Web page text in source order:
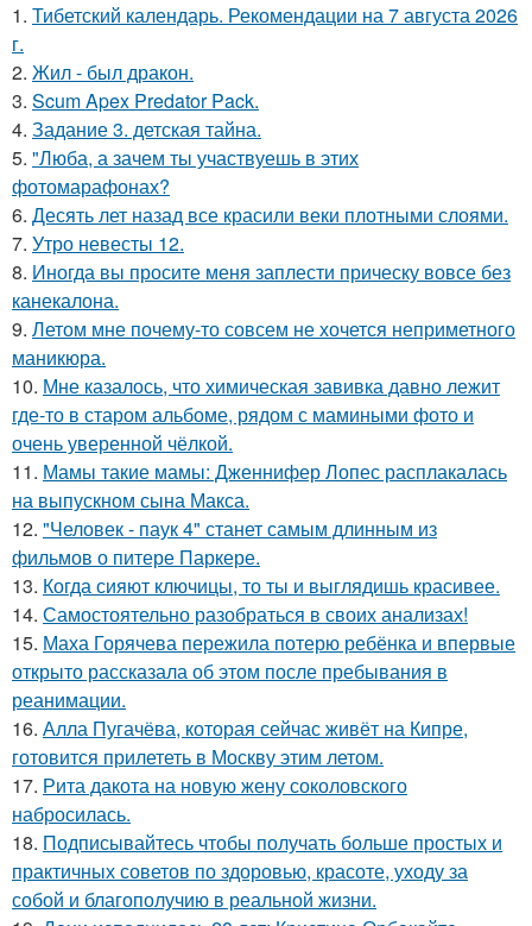
1. Тибетский календарь. Рекомендации на 7 августа 2026
г.
2. Жил - был дракон.
3. Scum Apex Predator Pack.
4. Задание 3. детская тайна.
5. "Люба, а зачем ты участвуешь в этих
фотомарафонах?
6. Десять лет назад все красили веки плотными слоями.
7. Утро невесты 12.
8. Иногда вы просите меня заплести прическу вовсе без
канекалона.
9. Летом мне почему-то совсем не хочется неприметного
маникюра.
10. Мне казалось, что химическая завивка давно лежит
где-то в старом альбоме, рядом с мамиными фото и
очень уверенной чёлкой.
11. Мамы такие мамы: Дженнифер Лопес расплакалась
на выпускном сына Макса.
12. "Человек - паук 4" станет самым длинным из
фильмов о питере Паркере.
13. Когда сияют ключицы, то ты и выглядишь красивее.
14. Самостоятельно разобраться в своих анализах!
15. Маха Горячева пережила потерю ребёнка и впервые
открыто рассказала об этом после пребывания в
реанимации.
16. Алла Пугачёва, которая сейчас живёт на Кипре,
готовится прилететь в Москву этим летом.
17. Рита дакота на новую жену соколовского
набросилась.
18. Подписывайтесь чтобы получать больше простых и
практичных советов по здоровью, красоте, уходу за
собой и благополучию в реальной жизни.